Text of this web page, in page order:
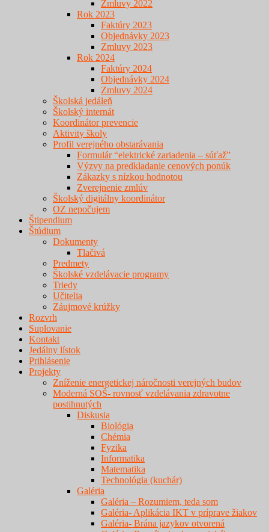
Zmluvy 2022
Rok 2023
Faktúry 2023
Objednávky 2023
Zmluvy 2023
Rok 2024
Faktúry 2024
Objednávky 2024
Zmluvy 2024
Školská jedáleň
Školský internát
Koordinátor prevencie
Aktivity školy
Profil verejného obstarávania
Formulár “elektrické zariadenia – súťaž”
Výzvy na predkladanie cenových ponúk
Zákazky s nízkou hodnotou
Zverejnenie zmlúv
Školský digitálny koordinátor
OZ nepočujem
Štipendium
Štúdium
Dokumenty
Tlačivá
Predmety
Školské vzdelávacie programy
Triedy
Učitelia
Záujmové krúžky
Rozvrh
Suplovanie
Kontakt
Jedálny lístok
Prihlásenie
Projekty
Zníženie energetickej náročnosti verejných budov
Moderná SOŠ- rovnosť vzdelávania zdravotne
postihnutých
Diskusia
Biológia
Chémia
Fyzika
Informatika
Matematika
Technológia (kuchár)
Galéria
Galéria – Rozumiem, teda som
Galéria- Aplikácia IKT v príprave žiakov
Galéria- Brána jazykov otvorená